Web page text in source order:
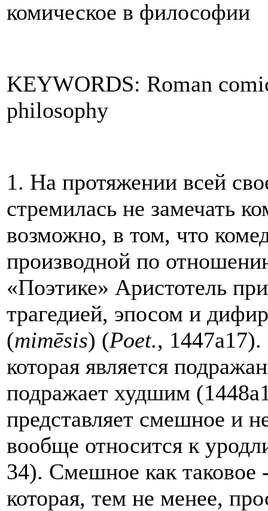
комическое в философии
KEYWORDS: Roman
philosophy
1. На протяжении всей
стремилась не замечать
возможно, в том, что
производной по
«Поэтике» Аристотель
трагедией, эпосом и
(mimēsis) (Poet., 1447a17).
которая является
подражает худшим
представляет смешное и
вообще относится к
34). Смешное как таковое
которая, тем не менее,